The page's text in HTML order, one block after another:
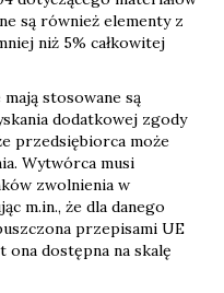
są również elementy z
niż 5% całkowitej
stosowane są
dodatkowej zgody
przedsiębiorca może
Wytwórca musi
zwolnienia w
m.in., że dla danego
przepisami UE
dostępna na skalę